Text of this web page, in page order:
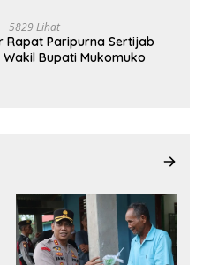
5829 Lihat
Rapat Paripurna Sertijab
Bupati Mukomuko